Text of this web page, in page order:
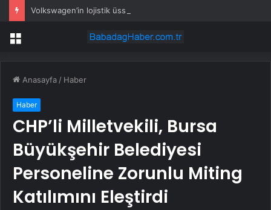
Volkswagen’in lojistik üssünde grev: 100 işçi iş bıraktı
Menü
Anasayfa / Haber
Haber
CHP’li Milletvekili, Bursa
Büyükşehir Belediyesi
Personeline Zorunlu Miting
Katılımını Eleştirdi